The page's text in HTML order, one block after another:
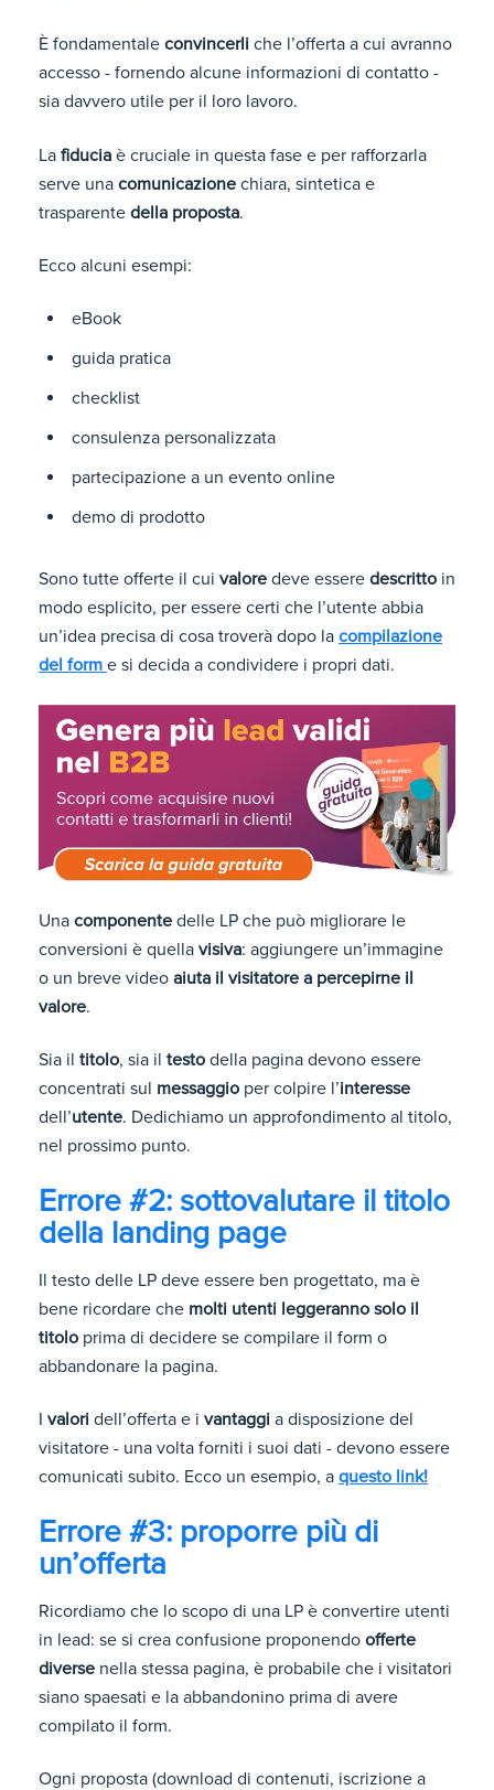
È fondamentale convincerli che l’offerta a cui avranno
accesso - fornendo alcune informazioni di contatto -
sia davvero utile per il loro lavoro.
La fiducia è cruciale in questa fase e per rafforzarla
serve una comunicazione chiara, sintetica e
trasparente della proposta.
Ecco alcuni esempi:
eBook
guida pratica
checklist
consulenza personalizzata
partecipazione a un evento online
demo di prodotto
Sono tutte offerte il cui valore deve essere descritto in
modo esplicito, per essere certi che l’utente abbia
un’idea precisa di cosa troverà dopo la compilazione
del form e si decida a condividere i propri dati.
Una componente delle LP che può migliorare le
conversioni è quella visiva: aggiungere un’immagine
o un breve video aiuta il visitatore a percepirne il
valore.
Sia il titolo, sia il testo della pagina devono essere
concentrati sul messaggio per colpire l’interesse
dell’utente. Dedichiamo un approfondimento al titolo,
nel prossimo punto.
Errore #2: sottovalutare il titolo
della landing page
Il testo delle LP deve essere ben progettato, ma è
bene ricordare che molti utenti leggeranno solo il
titolo prima di decidere se compilare il form o
abbandonare la pagina.
I valori dell’offerta e i vantaggi a disposizione del
visitatore - una volta forniti i suoi dati - devono essere
comunicati subito. Ecco un esempio, a questo link!
Errore #3: proporre più di
un’offerta
Ricordiamo che lo scopo di una LP è convertire utenti
in lead: se si crea confusione proponendo offerte
diverse nella stessa pagina, è probabile che i visitatori
siano spaesati e la abbandonino prima di avere
compilato il form.
Ogni proposta (download di contenuti, iscrizione a